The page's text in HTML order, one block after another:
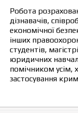
Робота
дізнавачів,
економічної
інших
студентів,
юридичних
помічником усім,
застосування